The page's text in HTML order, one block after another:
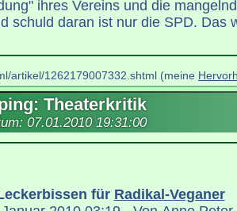
ihres Vereins und die
schuld daran ist nur die SPD. Das
artikel/1262179007332.shtml (meine
Theaterkritik
07.01.2010 19:31:00
für Radikal-Veganer